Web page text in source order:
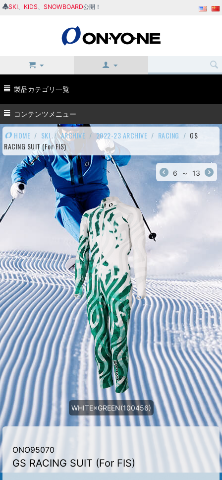
SKI KIDS SNOWBOARD公開！
製品カテゴリ一覧
コンテンツメニュー
HOME / SKI / ARCHIVE / 2022-23 ARCHIVE / RACING / GS
RACING SUIT (For FIS)
6 ～ 13
WHITE×GREEN(100456)
ONO95070
GS RACING SUIT (For FIS)